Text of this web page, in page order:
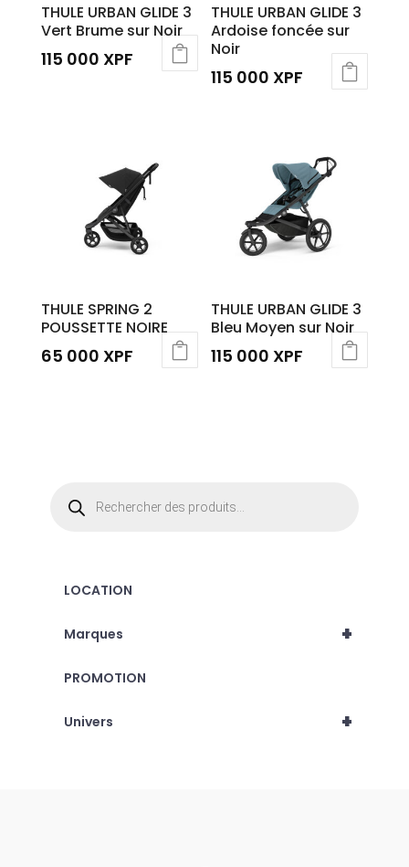
THULE URBAN GLIDE 3
Vert Brume sur Noir
115 000 XPF
THULE URBAN GLIDE 3
Ardoise foncée sur
Noir
115 000 XPF
THULE SPRING 2
POUSSETTE NOIRE
65 000 XPF
THULE URBAN GLIDE 3
Bleu Moyen sur Noir
115 000 XPF
produits
LOCATION
+
Marques
PROMOTION
+
Univers